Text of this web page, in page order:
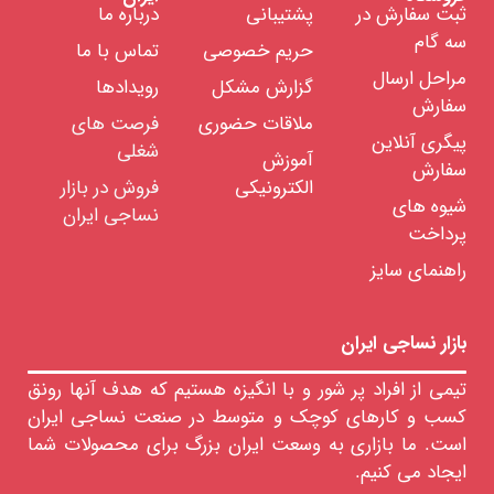
صابون
لکه
بری
صابون
جین
خام
صابون
پشم
خام
نفوذ
دهنده
ها
ضد
کف
ضد
کف
سیلیکونی
رنگرزی
چاپ
تکمیل
ثبت سفارش در
سه گام
مراحل ارسال
سفارش
پیگری آنلاین
سفارش
شیوه های
پرداخت
راهنمای سایز
پشتیبانی
حریم خصوصی
گزارش مشکل
ملاقات حضوری
آموزش
الکترونیکی
درباره ما
تماس با ما
رویدادها
فرصت های
شغلی
فروش در بازار
نساجی ایران
بازار نساجی ایران
تیمی از افراد پر شور و با انگیزه هستیم که هدف آنها رونق
کسب و کارهای کوچک و متوسط در صنعت نساجی ایران
است. ما بازاری به وسعت ایران بزرگ برای محصولات شما
ایجاد می کنیم.